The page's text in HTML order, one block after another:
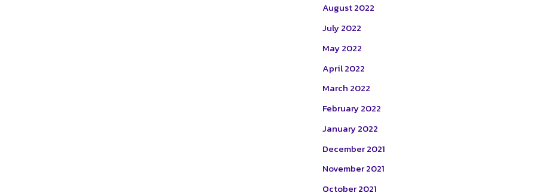
August 2022
July 2022
May 2022
April 2022
March 2022
February 2022
January 2022
December 2021
November 2021
October 2021